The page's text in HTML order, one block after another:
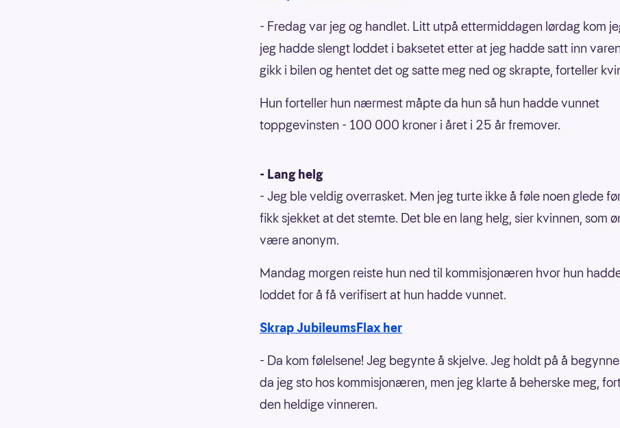
- Fredag var jeg og handlet. Litt utpå ettermiddagen lørdag kom
jeg hadde slengt loddet i baksetet etter at jeg hadde satt inn
gikk i bilen og hentet det og satte meg ned og skrapte, forteller
Hun forteller hun nærmest måpte da hun så hun hadde vunnet
toppgevinsten - 100 000 kroner i året i 25 år fremover.
- Lang helg
- Jeg ble veldig overrasket. Men jeg turte ikke å føle noen glede
fikk sjekket at det stemte. Det ble en lang helg, sier kvinnen, som
være anonym.
Mandag morgen reiste hun ned til kommisjonæren hvor hun
loddet for å få verifisert at hun hadde vunnet.
Skrap JubileumsFlax her
- Da kom følelsene! Jeg begynte å skjelve. Jeg holdt på å
da jeg sto hos kommisjonæren, men jeg klarte å beherske meg,
den heldige vinneren.